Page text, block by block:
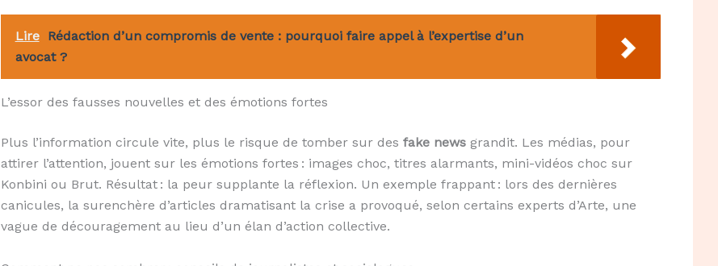
Lire
Rédaction d’un compromis de vente : pourquoi faire appel à l’expertise d’un
avocat ?
L’essor des fausses nouvelles et des émotions fortes
Plus l’information circule vite, plus le risque de tomber sur des fake newsgrandit. Les médias, pour
attirer l’attention, jouent sur les émotions fortes : images choc, titres alarmants, mini-vidéos choc sur
Konbini ou Brut. Résultat : la peur supplante la réflexion. Un exemple frappant : lors des dernières
canicules, la surenchère d’articles dramatisant la crise a provoqué, selon certains experts d’Arte, une
vague de découragement au lieu d’un élan d’action collective.